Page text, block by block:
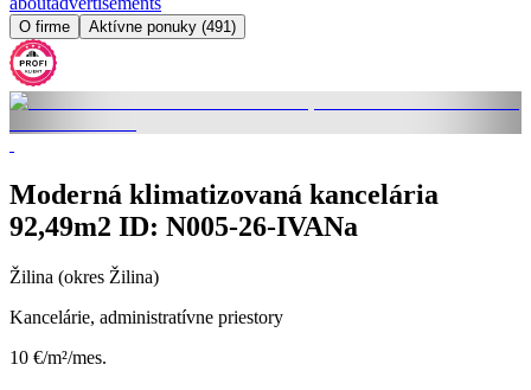
O firme Aktívne ponuky (491)
Moderná klimatizovaná kancelária
92,49m2 ID: N005-26-IVANa
Žilina (okres Žilina)
Kancelárie, administratívne priestory
10 €/m²/mes.